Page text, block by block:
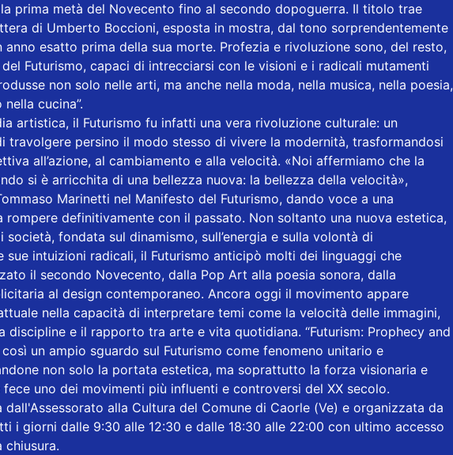
prima metà del Novecento fino al secondo dopoguerra. Il titolo trae
di Umberto Boccioni, esposta in mostra, dal tono sorprendentemente
esatto prima della sua morte. Profezia e rivoluzione sono, del resto,
Futurismo, capaci di intrecciarsi con le visioni e i radicali mutamenti
non solo nelle arti, ma anche nella moda, nella musica, nella poesia,
cucina”.
artistica, il Futurismo fu infatti una vera rivoluzione culturale: un
travolgere persino il modo stesso di vivere la modernità, trasformandosi
all’azione, al cambiamento e alla velocità. «Noi affermiamo che la
si è arricchita di una bellezza nuova: la bellezza della velocità»,
Marinetti nel Manifesto del Futurismo, dando voce a una
rompere definitivamente con il passato. Non soltanto una nuova estetica,
società, fondata sul dinamismo, sull’energia e sulla volontà di
sue intuizioni radicali, il Futurismo anticipò molti dei linguaggi che
il secondo Novecento, dalla Pop Art alla poesia sonora, dalla
al design contemporaneo. Ancora oggi il movimento appare
nella capacità di interpretare temi come la velocità delle immagini,
discipline e il rapporto tra arte e vita quotidiana. “Futurism: Prophecy and
un ampio sguardo sul Futurismo come fenomeno unitario e
non solo la portata estetica, ma soprattutto la forza visionaria e
uno dei movimenti più influenti e controversi del XX secolo.
dall'Assessorato alla Cultura del Comune di Caorle (Ve) e organizzata da
i giorni dalle 9:30 alle 12:30 e dalle 18:30 alle 22:00 con ultimo accesso
chiusura.